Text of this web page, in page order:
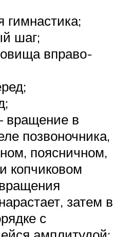
гимнастика;
шаг;
вправо-
в
позвоночника,
поясничном,
копчиковом
затем в
с